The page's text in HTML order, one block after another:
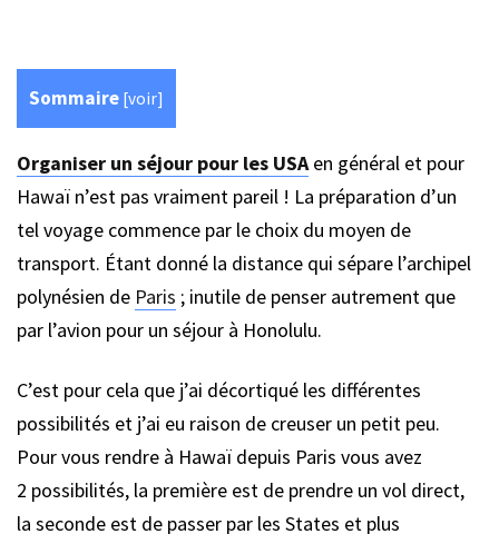
Sommaire [voir]
Organiser un séjour pour les USAen général et pour
Hawaï n’est pas vraiment pareil ! La préparation d’un
tel voyage commence par le choix du moyen de
transport. Étant donné la distance qui sépare l’archipel
polynésien de Paris ; inutile de penser autrement que
par l’avion pour un séjour à Honolulu.
C’est pour cela que j’ai décortiqué les différentes
possibilités et j’ai eu raison de creuser un petit peu.
Pour vous rendre à Hawaï depuis Paris vous avez
2 possibilités, la première est de prendre un vol direct,
la seconde est de passer par les States et plus